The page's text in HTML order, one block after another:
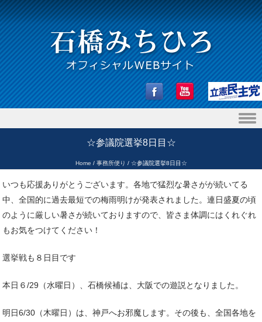
☆参議院選挙8日目☆
Home /事務所便り / ☆参議院選挙8日目☆
いつも応援ありがとうございます。各地で猛烈な暑さがが続いてる
中、全国的に過去最短での梅雨明けが発表されました。連日盛夏の頃
のように厳しい暑さが続いておりますので、皆さま体調にはくれぐれ
もお気をつけてください！
選挙戦も８日目です
本日６/29（水曜日）、石橋候補は、大阪での遊説となりました。
明日6/30（木曜日）は、神戸へお邪魔します。その後も、全国各地を